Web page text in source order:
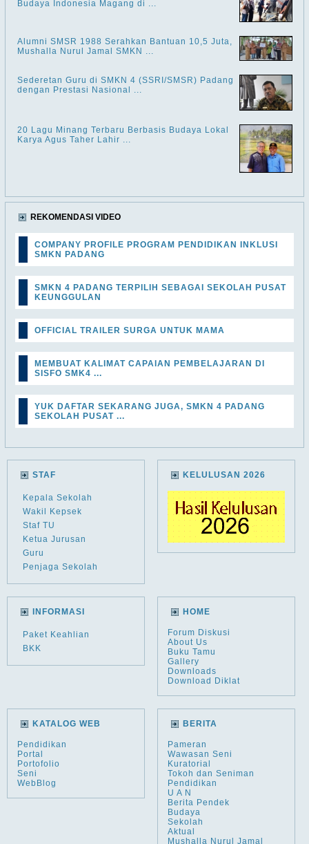
Budaya Indonesia Magang di ...
Alumni SMSR 1988 Serahkan Bantuan 10,5 Juta,
Mushalla Nurul Jamal SMKN ...
Sederetan Guru di SMKN 4 (SSRI/SMSR) Padang
dengan Prestasi Nasional ...
20 Lagu Minang Terbaru Berbasis Budaya Lokal
Karya Agus Taher Lahir ...
REKOMENDASI VIDEO
COMPANY PROFILE PROGRAM PENDIDIKAN INKLUSI
SMKN PADANG
SMKN 4 PADANG TERPILIH SEBAGAI SEKOLAH PUSAT
KEUNGGULAN
OFFICIAL TRAILER SURGA UNTUK MAMA
MEMBUAT KALIMAT CAPAIAN PEMBELAJARAN DI
SISFO SMK4 ...
YUK DAFTAR SEKARANG JUGA, SMKN 4 PADANG
SEKOLAH PUSAT ...
STAF
Kepala Sekolah
Wakil Kepsek
Staf TU
Ketua Jurusan
Guru
Penjaga Sekolah
KELULUSAN 2026
INFORMASI
Paket Keahlian
BKK
HOME
Forum Diskusi
About Us
Buku Tamu
Gallery
Downloads
Download Diklat
KATALOG WEB
Pendidikan
Portal
Portofolio
Seni
WebBlog
BERITA
Pameran
Wawasan Seni
Kuratorial
Tokoh dan Seniman
Pendidikan
U A N
Berita Pendek
Budaya
Sekolah
Aktual
Mushalla Nurul Jamal